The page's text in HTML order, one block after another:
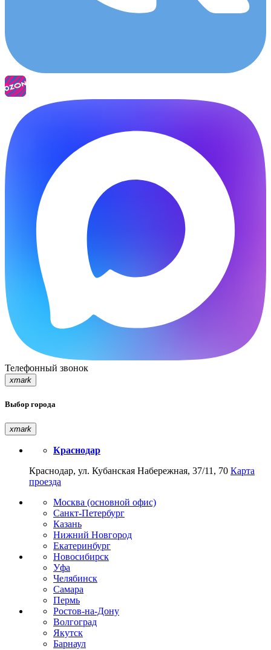
Телефонный звонок
xmark
Выбор города
xmark
Краснодар
Краснодар, ул. Кубанская Набережная, 37/11, 70 Карта
проезда
Москва (основной офис)
Санкт-Петербург
Казань
Нижний Новгород
Екатеринбург
Новосибирск
Уфа
Челябинск
Самара
Пермь
Ростов-на-Дону
Волгоград
Якутск
Барнаул